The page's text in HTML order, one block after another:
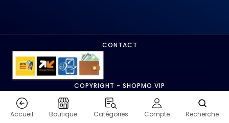
CONTACT
COPYRIGHT - SHOPMO.VIP
Accueil Boutique Catégories Compte Recherche